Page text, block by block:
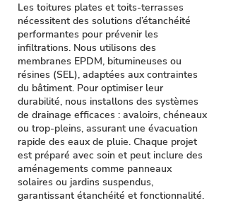
Les toitures plates et toits-terrasses
nécessitent des solutions d’étanchéité
performantes pour prévenir les
infiltrations. Nous utilisons des
membranes EPDM, bitumineuses ou
résines (SEL), adaptées aux contraintes
du bâtiment. Pour optimiser leur
durabilité, nous installons des systèmes
de drainage efficaces : avaloirs, chéneaux
ou trop-pleins, assurant une évacuation
rapide des eaux de pluie. Chaque projet
est préparé avec soin et peut inclure des
aménagements comme panneaux
solaires ou jardins suspendus,
garantissant étanchéité et fonctionnalité.